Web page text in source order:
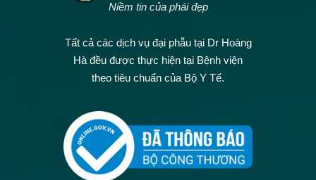
Niềm tin của phái đẹp
Tất cả các dịch vụ đại phẫu tại Dr Hoàng
Hà đều được thực hiện tại Bệnh viện
theo tiêu chuẩn của Bộ Y Tế.